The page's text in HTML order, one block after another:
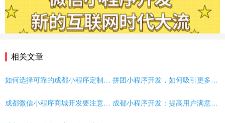
相关文章
如何选择可靠的成都小程序定制开发公司？ 拼团小程序开发，如何吸引更多客户？
成都微信小程序商城开发要注意什么？ 成都小程序开发：提高用户满意度的全面指南